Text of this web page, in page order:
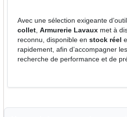
Avec une sélection exigeante
collet ,Armurerie Lavaux met à
reconnu, disponible enstock réel
rapidement, afin d’accompagner
recherche de performance et de